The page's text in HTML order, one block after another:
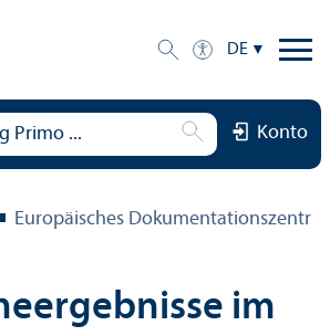
DE
Konto
Europäisches
im